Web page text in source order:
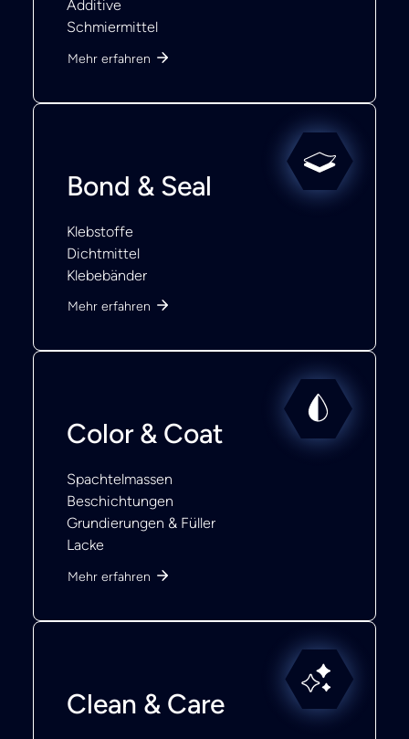
Additive
Schmiermittel
Mehr erfahren
Bond & Seal
Klebstoffe
Dichtmittel
Klebebänder
Mehr erfahren
Color & Coat
Spachtelmassen
Beschichtungen
Grundierungen & Füller
Lacke
Mehr erfahren
Clean & Care